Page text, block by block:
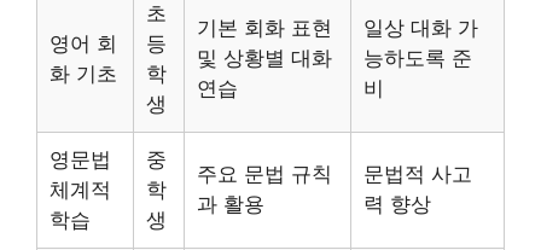
영어 회
화 기초
초
등
학
생
기본 회화 표현
및 상황별 대화
연습
일상 대화 가
능하도록 준
비
영문법
체계적
학습
중
학
생
주요 문법 규칙
과 활용
문법적 사고
력 향상